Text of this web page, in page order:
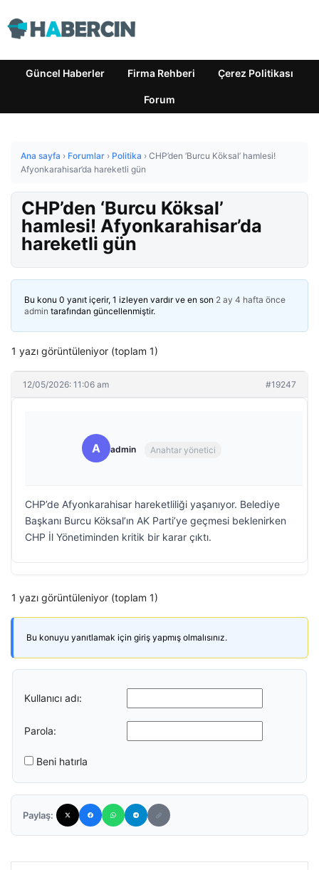
Güncel Haberler Firma Rehberi Çerez Politikası
Forum
Ana sayfa › Forumlar › Politika › CHP’den ‘Burcu Köksal’ hamlesi!
Afyonkarahisar’da hareketli gün
CHP’den ‘Burcu Köksal’
hamlesi! Afyonkarahisar’da
hareketli gün
Bu konu 0 yanıt içerir, 1 izleyen vardır ve en son 2 ay 4 hafta önce
admin tarafından güncellenmiştir.
1 yazı görüntüleniyor (toplam 1)
12/05/2026: 11:06 am #19247
A admin Anahtar yönetici
CHP’de Afyonkarahisar hareketliliği yaşanıyor. Belediye
Başkanı Burcu Köksal’ın AK Parti’ye geçmesi beklenirken
CHP İl Yönetiminden kritik bir karar çıktı.
1 yazı görüntüleniyor (toplam 1)
Bu konuyu yanıtlamak için giriş yapmış olmalısınız.
Kullanıcı adı:
Parola:
Beni hatırla
Paylaş: